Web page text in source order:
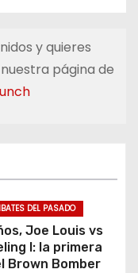
y quieres
página de
DEL PASADO
Joe Louis vs
I: la primera
Brown Bomber